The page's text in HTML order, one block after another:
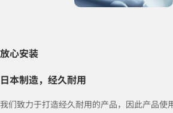
放心安装
日本制造，经久耐用
我们致力于打造经久耐用的产品，因此产品使